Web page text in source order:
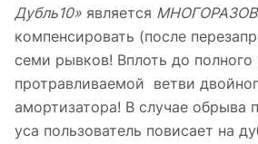
Дубль10» является
компенсировать (после
семи рывков! Вплоть до полного
протравливаемой ветви
амортизатора! В случае обрыва
уса пользователь повисает на